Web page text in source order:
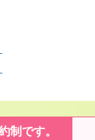
制です。